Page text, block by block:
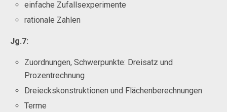
einfache Zufallsexperimente
rationale Zahlen
Jg.7:
Zuordnungen, Schwerpunkte: Dreisatz und
Prozentrechnung
Dreieckskonstruktionen und Flächenberechnungen
Terme